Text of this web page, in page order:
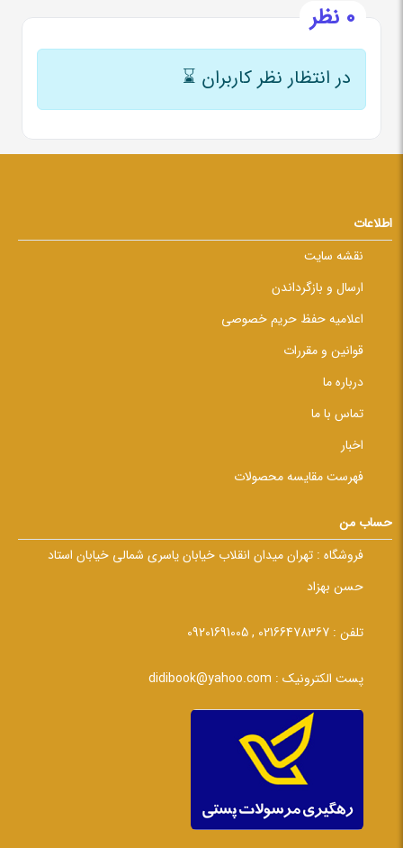
0 نظر
در انتظار نظر کاربران ⌛
اطلاعات
نقشه سایت
ارسال و بازگرداندن
اعلامیه حفظ حریم خصوصی
قوانین و مقررات
درباره ما
تماس با ما
اخبار
فهرست مقایسه محصولات
حساب من
فروشگاه : تهران میدان انقلاب خیابان یاسری شمالی خیابان استاد
حسن بهزاد
تلفن : 02166478367 , 09201691005
پست الکترونیک : didibook@yahoo.com